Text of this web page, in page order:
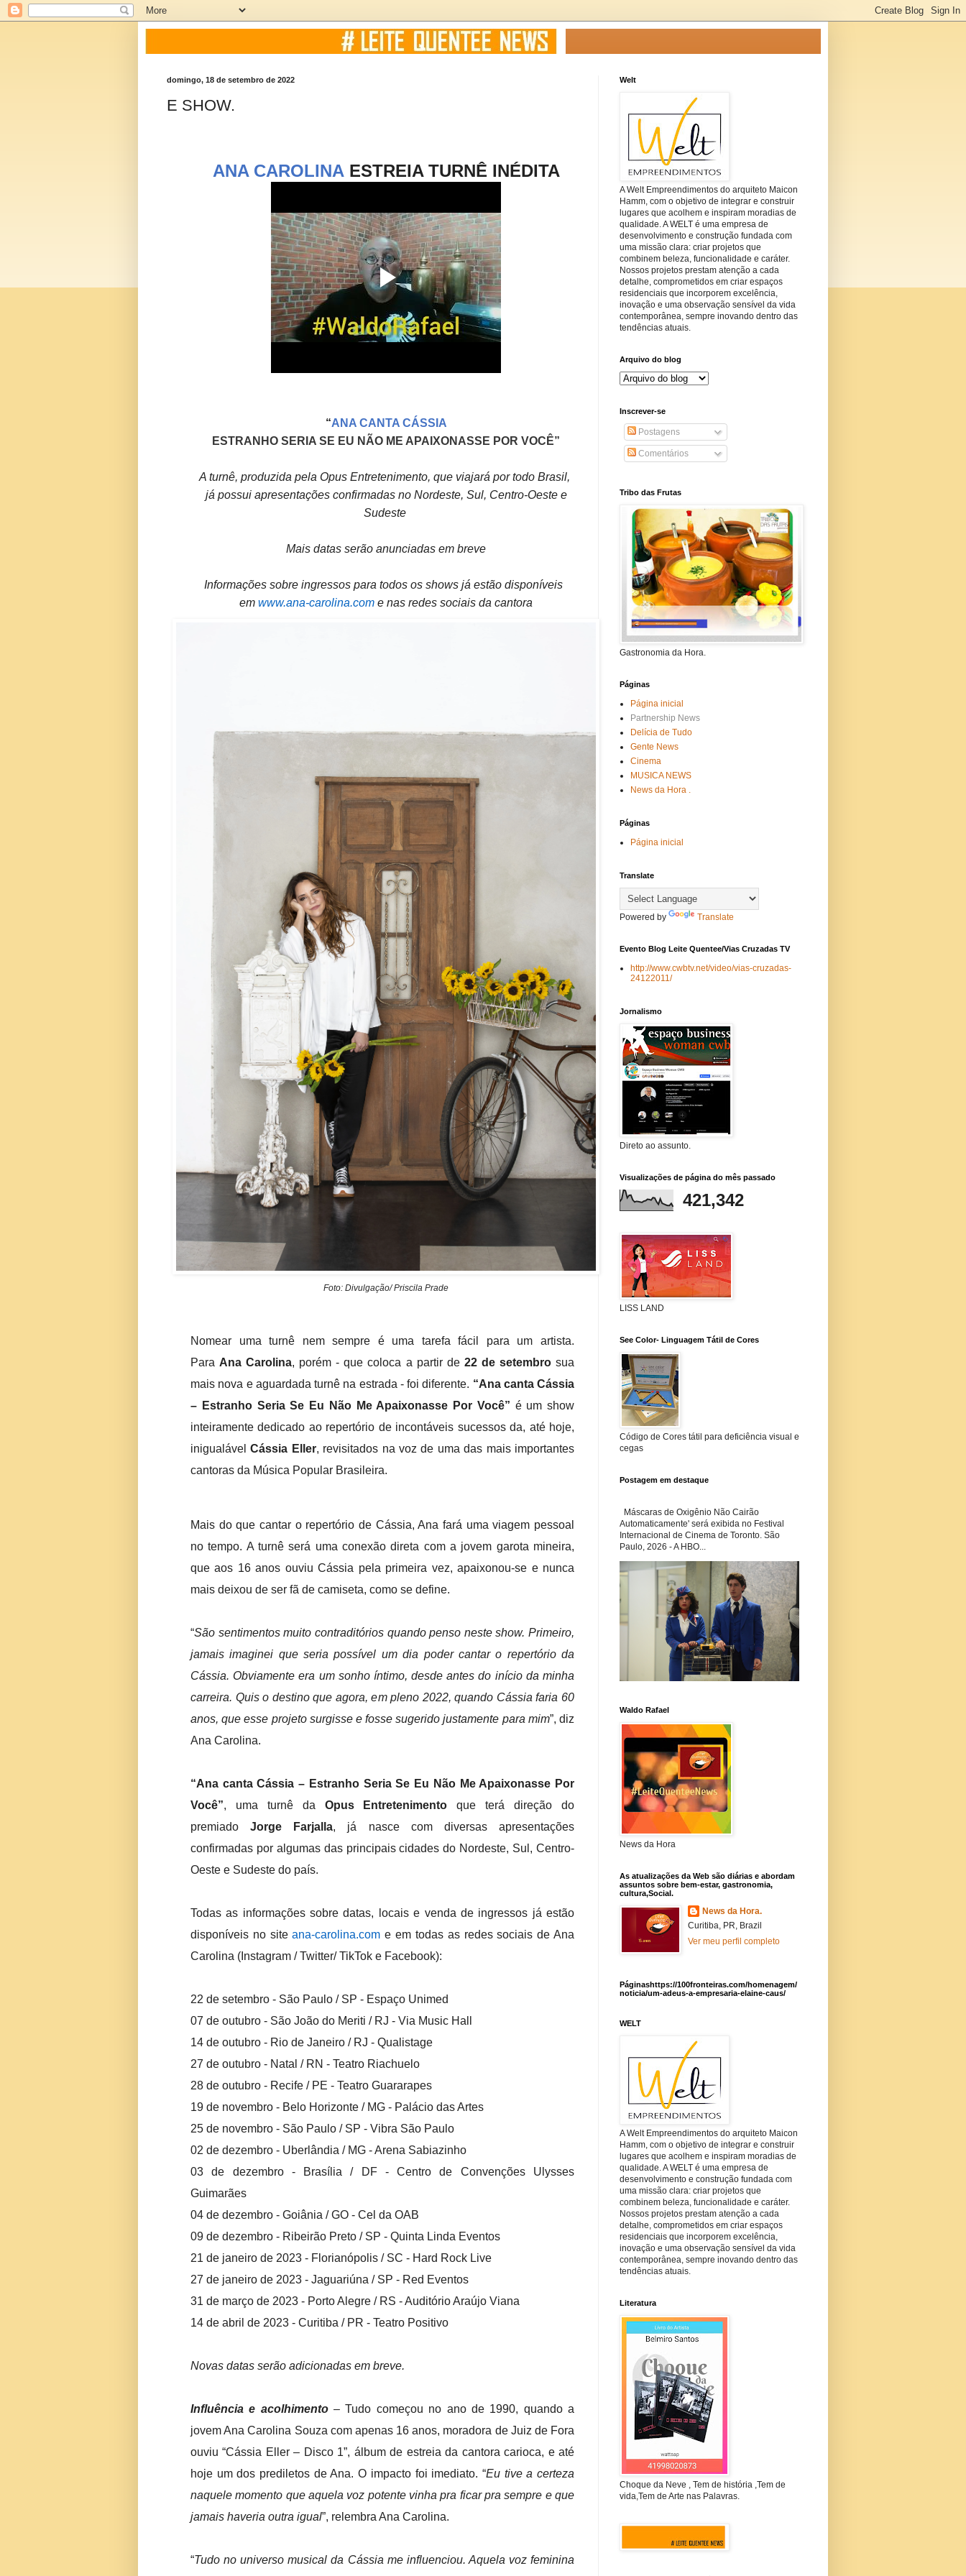
domingo, 18 de setembro de 2022
E SHOW.
ANA CAROLINA ESTREIA TURNÊ INÉDITA
“ANA CANTA CÁSSIA
ESTRANHO SERIA SE EU NÃO ME APAIXONASSE POR VOCÊ”
A turnê, produzida pela Opus Entretenimento, que viajará por todo Brasil,
já possui apresentações confirmadas no Nordeste, Sul, Centro-Oeste e
Sudeste
Mais datas serão anunciadas em breve
Informações sobre ingressos para todos os shows já estão disponíveis
em www.ana-carolina.com e nas redes sociais da cantora
Foto: Divulgação/ Priscila Prade
Nomear uma turnê nem sempre é uma tarefa fácil para um artista.
Para Ana Carolina, porém - que coloca a partir de 22 de setembrosua
mais nova e aguardada turnê na estrada - foi diferente. “Ana canta Cássia
– Estranho Seria Se Eu Não Me Apaixonasse Por Você” é um show
inteiramente dedicado ao repertório de incontáveis sucessos da, até hoje,
inigualávelCássia Eller, revisitados na voz de uma das mais importantes
cantoras da Música Popular Brasileira.
Mais do que cantar o repertório de Cássia, Ana fará uma viagem pessoal
no tempo. A turnê será uma conexão direta com a jovem garota mineira,
que aos 16 anos ouviu Cássia pela primeira vez, apaixonou-se e nunca
mais deixou de ser fã de camiseta, como se define.
“São sentimentos muito contraditórios quando penso neste show. Primeiro,
jamais imaginei que seria possível um dia poder cantar o repertório da
Cássia. Obviamente era um sonho íntimo, desde antes do início da minha
carreira. Quis o destino que agora, em pleno 2022, quando Cássia faria 60
anos, que esse projeto surgisse e fosse sugerido justamente para mim”, diz
Ana Carolina.
“Ana canta Cássia – Estranho Seria Se Eu Não Me Apaixonasse Por
Você”, uma turnê da Opus Entretenimento que terá direção do
premiadoJorge Farjalla, já nasce com diversas apresentações
confirmadas por algumas das principais cidades do Nordeste, Sul, Centro-
Oeste e Sudeste do país.
Todas as informações sobre datas, locais e venda de ingressos já estão
disponíveis no siteana-carolina.com e em todas as redes sociais de Ana
Carolina (Instagram / Twitter/ TikTok e Facebook):
22 de setembro - São Paulo / SP - Espaço Unimed
07 de outubro - São João do Meriti / RJ - Via Music Hall
14 de outubro - Rio de Janeiro / RJ - Qualistage
27 de outubro - Natal / RN - Teatro Riachuelo
28 de outubro - Recife / PE - Teatro Guararapes
19 de novembro - Belo Horizonte / MG - Palácio das Artes
25 de novembro - São Paulo / SP - Vibra São Paulo
02 de dezembro - Uberlândia / MG - Arena Sabiazinho
03 de dezembro - Brasília / DF - Centro de Convenções Ulysses
Guimarães
04 de dezembro - Goiânia / GO - Cel da OAB
09 de dezembro - Ribeirão Preto / SP - Quinta Linda Eventos
21 de janeiro de 2023 - Florianópolis / SC - Hard Rock Live
27 de janeiro de 2023 - Jaguariúna / SP - Red Eventos
31 de março de 2023 - Porto Alegre / RS - Auditório Araújo Viana
14 de abril de 2023 - Curitiba / PR - Teatro Positivo
Novas datas serão adicionadas em breve.
Influência e acolhimento– Tudo começou no ano de 1990, quando a
jovem Ana Carolina Souza com apenas 16 anos, moradora de Juiz de Fora
ouviu “Cássia Eller – Disco 1”, álbum de estreia da cantora carioca, e até
hoje um dos prediletos de Ana. O impacto foi imediato. “Eu tive a certeza
naquele momento que aquela voz potente vinha pra ficar pra sempre e que
jamais haveria outra igual”, relembra Ana Carolina.
“Tudo no universo musical da Cássia me influenciou. Aquela voz feminina
Welt
A Welt Empreendimentos do arquiteto Maicon
Hamm, com o objetivo de integrar e construir
lugares que acolhem e inspiram moradias de
qualidade. A WELT é uma empresa de
desenvolvimento e construção fundada com
uma missão clara: criar projetos que
combinem beleza, funcionalidade e caráter.
Nossos projetos prestam atenção a cada
detalhe, comprometidos em criar espaços
residenciais que incorporem excelência,
inovação e uma observação sensível da vida
contemporânea, sempre inovando dentro das
tendências atuais.
Arquivo do blog
Inscrever-se
Postagens
Comentários
Tribo das Frutas
Gastronomia da Hora.
Páginas
Página inicial
Partnership News
Delícia de Tudo
Gente News
Cinema
MUSICA NEWS
News da Hora .
Páginas
Página inicial
Translate
Powered by Translate
Evento Blog Leite Quentee/Vias Cruzadas TV
http://www.cwbtv.net/video/vias-cruzadas-
24122011/
Jornalismo
Direto ao assunto.
Visualizações de página do mês passado
421,342
LISS LAND
See Color- Linguagem Tátil de Cores
Código de Cores tátil para deficiência visual e
cegas
Postagem em destaque
Máscaras de Oxigênio Não Cairão
Automaticamente' será exibida no Festival
Internacional de Cinema de Toronto. São
Paulo, 2026 - A HBO...
Waldo Rafael
News da Hora
As atualizações da Web são diárias e abordam
assuntos sobre bem-estar, gastronomia,
cultura,Social.
News da Hora.
Curitiba, PR, Brazil
Ver meu perfil completo
Páginashttps://100fronteiras.com/homenagem/
noticia/um-adeus-a-empresaria-elaine-caus/
WELT
A Welt Empreendimentos do arquiteto Maicon
Hamm, com o objetivo de integrar e construir
lugares que acolhem e inspiram moradias de
qualidade. A WELT é uma empresa de
desenvolvimento e construção fundada com
uma missão clara: criar projetos que
combinem beleza, funcionalidade e caráter.
Nossos projetos prestam atenção a cada
detalhe, comprometidos em criar espaços
residenciais que incorporem excelência,
inovação e uma observação sensível da vida
contemporânea, sempre inovando dentro das
tendências atuais.
Literatura
Choque da Neve , Tem de história ,Tem de
vida,Tem de Arte nas Palavras.